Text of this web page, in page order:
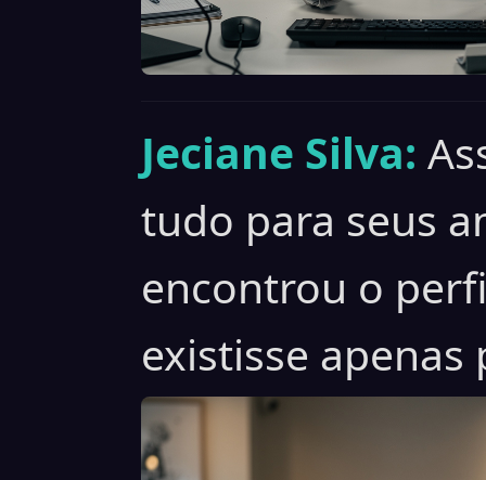
Jeciane Silva:
tudo para seus
encontrou o
existisse apenas